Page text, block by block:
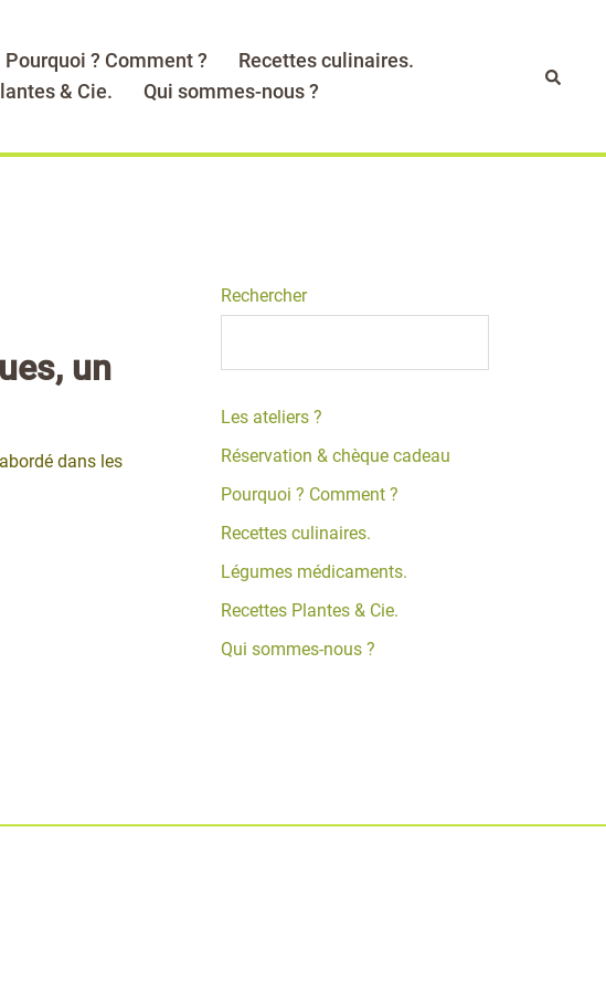
Pourquoi ? Comment ?
Recettes culinaires.
& Cie. Qui sommes-nous ?
un
dans les
Rechercher
Les ateliers ?
Réservation & chèque cadeau
Pourquoi ? Comment ?
Recettes culinaires.
Légumes médicaments.
Recettes Plantes & Cie.
Qui sommes-nous ?